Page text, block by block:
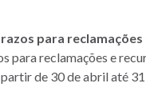
para reclamações
para reclamações e
de 30 de abril até